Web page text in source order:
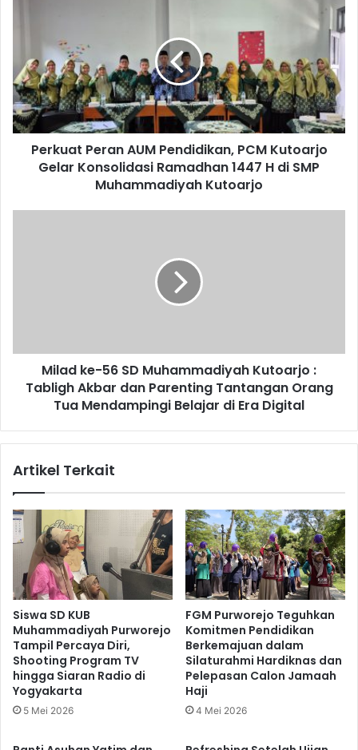
Pendidikan,
PCM
Kutoarjo
Gelar
Konsolidasi
Ramadhan
1447Perkuat Peran AUM Pendidikan, PCM Kutoarjo
Gelar Konsolidasi Ramadhan 1447 H di SMP
Muhammadiyah Kutoarjo
Akbar
Parenting
Tantangan
Tua
Belajar
Digital
Milad ke-56 SD Muhammadiyah Kutoarjo :
Tabligh Akbar dan Parenting Tantangan Orang
Tua Mendampingi Belajar di Era Digital
Artikel Terkait
Siswa SD KUB
Muhammadiyah Purworejo
Tampil Percaya Diri,
Shooting Program TV
hingga Siaran Radio di
Yogyakarta
5 Mei 2026
FGM Purworejo Teguhkan
Komitmen Pendidikan
Berkemajuan dalam
Silaturahmi Hardiknas dan
Pelepasan Calon Jamaah
Haji
4 Mei 2026